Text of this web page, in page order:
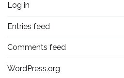
Log in
Entries feed
Comments feed
WordPress.org